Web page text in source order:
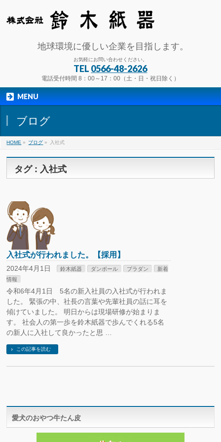
地球環境に優しい企業を目指します。
お気軽にお問い合わせください。
TEL 0566-48-2626
電話受付時間 8：00～17：00（土・日・祝日除く）
MENU
ブログ
HOME » ブログ » 入社式
タグ : 入社式
入社式が行われました。【採用】
2024年4月1日 鈴木紙器 ダンボール プラダン
新着
情報
令和6年4月1日 5名の新入社員の入社式が行われま
した。 緊張の中、社長の言葉や先輩社員の話に耳を
傾けていました。 明日からは現場研修が始まりま
す。 社会人の第一歩を鈴木紙器で歩んでくれる5名
の新人に入社して良かったと思 …
この記事を読む
愛犬のおやつ牛たん皮